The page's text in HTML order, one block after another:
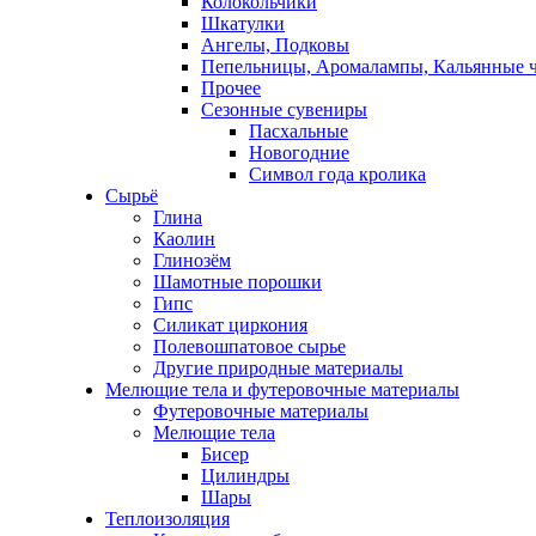
Шкатулки
Ангелы, Подковы
Пепельницы, Аромалампы, Кальянные
Прочее
Сезонные сувениры
Пасхальные
Новогодние
Символ года кролика
Сырьё
Глина
Каолин
Глинозём
Шамотные порошки
Гипс
Силикат циркония
Полевошпатовое сырье
Другие природные материалы
Мелющие тела и футеровочные материалы
Футеровочные материалы
Мелющие тела
Бисер
Цилиндры
Шары
Теплоизоляция